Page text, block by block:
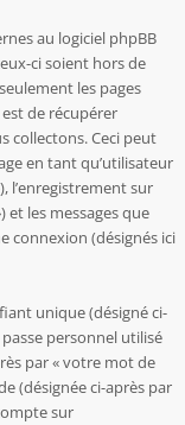
au logiciel phpBB
ci soient hors de
les pages
de récupérer
collectons. Ceci peut
en tant qu’utilisateur
l’enregistrement sur
et les messages que
connexion (désignés ici
unique (désigné ci-
personnel utilisé
par « votre mot de
(désignée ci-après par
sur